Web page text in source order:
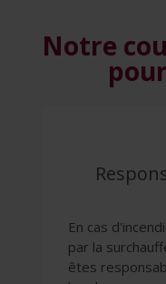
Notre
En cas
par la
êtes